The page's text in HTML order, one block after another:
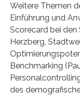
Weitere Themen
Einführung und
Scorecard bei
Herzberg,
Benchmarking
des